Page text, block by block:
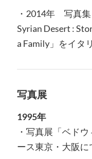
・2014年 写真集
Syrian Desert :
a Family」をイタ
写真展
1995年
・写真展「ベド
ース東京・大阪に